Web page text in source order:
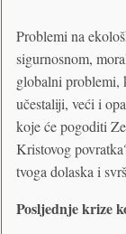
Problemi na
sigurnosnom,
globalni problemi,
učestaliji, veći i
koje će pogoditi
Kristovog
tvoga dolaska i
Posljednje krize